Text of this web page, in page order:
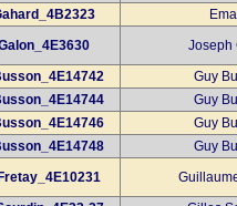
Joseph
Guy
Guy
Guy
Guy